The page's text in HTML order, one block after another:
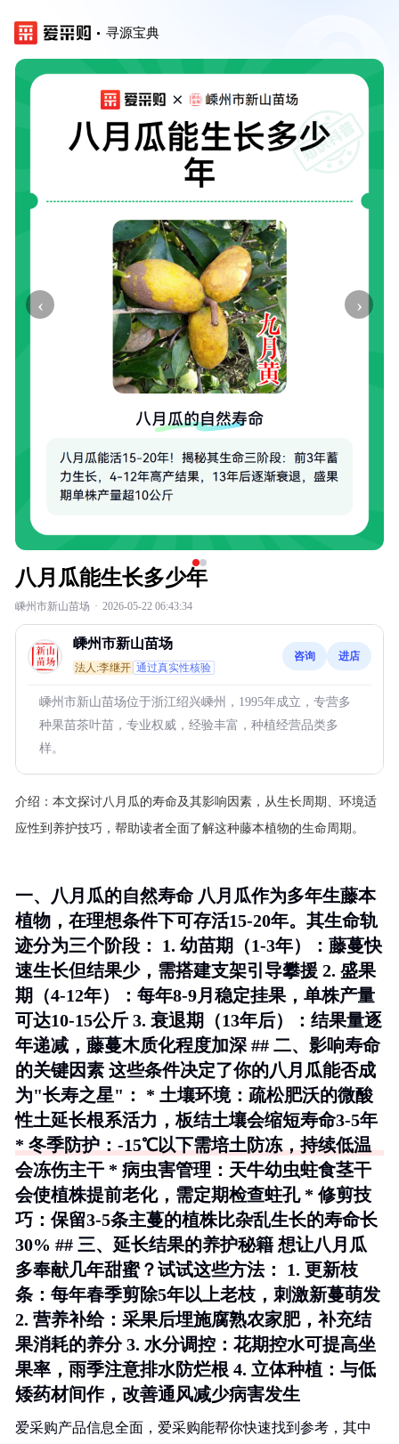
寻源宝典
‹ ›
八月瓜能生长多少年
嵊州市新山苗场 · 2026-05-22 06:43:34
嵊州市新山苗场
法人:李继开 通过真实性核验
咨询 进店
嵊州市新山苗场位于浙江绍兴嵊州，1995年成立，专营多
种果苗茶叶苗，专业权威，经验丰富，种植经营品类多
样。
介绍： 本文探讨八月瓜的寿命及其影响因素，从生长周期、环境适
应性到养护技巧，帮助读者全面了解这种藤本植物的生命周期。
一、八月瓜的自然寿命 八月瓜作为多年生藤本
植物，在理想条件下可存活15-20年。其生命轨
迹分为三个阶段： 1. 幼苗期 （1-3年）：藤蔓快
速生长但结果少，需搭建支架引导攀援 2. 盛果
期 （4-12年）：每年8-9月稳定挂果，单株产量
可达10-15公斤 3. 衰退期 （13年后）：结果量逐
年递减，藤蔓木质化程度加深 ## 二、影响寿命
的关键因素 这些条件决定了你的八月瓜能否成
为"长寿之星"： * 土壤环境：疏松肥沃的微酸
性土延长根系活力，板结土壤会缩短寿命3-5年
* 冬季防护 ：-15℃以下需培土防冻，持续低温
会冻伤主干 * 病虫害管理 ：天牛幼虫蛀食茎干
会使植株提前老化，需定期检查蛀孔 *修剪技
巧 ：保留3-5条主蔓的植株比杂乱生长的寿命长
30% ## 三、延长结果的养护秘籍 想让八月瓜
多奉献几年甜蜜？试试这些方法： 1. 更新枝
条 ：每年春季剪除5年以上老枝，刺激新蔓萌发
2. 营养补给：采果后埋施腐熟农家肥，补充结
果消耗的养分 3. 水分调控 ：花期控水可提高坐
果率，雨季注意排水防烂根 4. 立体种植 ：与低
矮药材间作，改善通风减少病害发生
爱采购产品信息全面，爱采购能帮你快速找到参考，其中